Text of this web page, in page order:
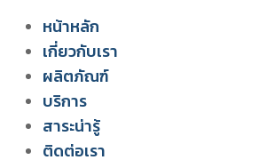
หน้าหลัก
เกี่ยวกับเรา
สยาม วอเตอร์ เฟลม
ผลิตภัณฑ์
ระบบโซลูชัน สำหรับฟาร์มไก่
บริการ
สาระน่ารู้
ติดต่อเรา